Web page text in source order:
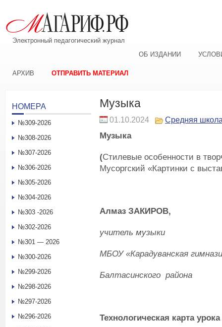
Электронный педагогический журнал
ОБ ИЗДАНИИ
АРХИВ ОТПРАВИТЬ МАТЕРИАЛ
Музыка
01.10.2024 Средняя
Музыка
(Стилевые особенности в
Мусоргский «Картинки с
Алмаз ЗАКИРОВ,
учитель музыки
МБОУ «Карадуванская
Балтасинского района
Технологическая карта урока
НОМЕРА
№309-2026
№308-2026
№307-2026
№306-2026
№305-2026
№304-2026
№303 -2026
№302-2026
№301 — 2026
№300-2026
№299-2026
№298-2026
№297-2026
№296-2026